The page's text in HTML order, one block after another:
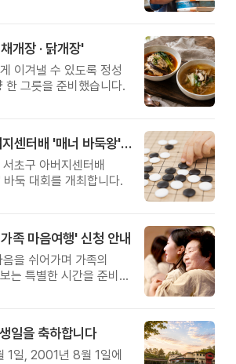
개장 · 닭개장'
이겨낼 수 있도록 정성
한 그릇을 준비했습니다.
제3회 서초구 아버지센터배 '매너 바둑왕' 대회
초구 아버지센터배
둑 대회를 개최합니다.
족 마음여행' 신청 안내
을 쉬어가며 가족의
는 특별한 시간을 준비해
일을 축하합니다
일, 2001년 8월 1일에